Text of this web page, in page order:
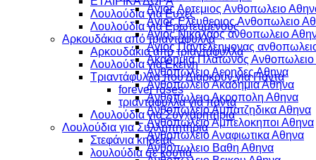
Λουλούδια για Ευχές
Λουλούδια για Ερωτευμένους
Aρκουδάκια από τριαντάφυλλα
Aρκουδάκια από τριαντάφυλλα
Λουλούδια για Εκείνη
Τριαντάφυλλα που Διαρκούν για Πάντα
forever roses
τριαντάφυλλα γιά πάντα
Λουλούδια για Συγχαρητήρια
Λουλούδια για Συλληπητήρια
Στεφάνια κηδείας
λουλούδια σέ κουτιά
Αγιος Αρτεμιος Ανθοπωλειο
Αγιος Ελευθεριος Ανθοπωλειο
Αγιος Νικολαος ανθοπωλειο
Αγιος Παντελεημονας
Ακαδημια Πλατωνος
Ανθοπωλειο Αερηδες Αθηνα
Ανθοπωλειο Ακαδημια Αθηνα
Ανθοπωλειο Ακροπολη Αθηνα
Ανθοπωλειο Αμπατζηδικα Αθηνα
Ανθοπωλειο Αμπελοκηποι Αθηνα
Ανθοπωλειο Αναφιωτικα Αθηνα
Ανθοπωλειο Βαθη Αθηνα